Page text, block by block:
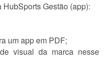
Gestão (app):
um app em PDF;
visual da marca nesse